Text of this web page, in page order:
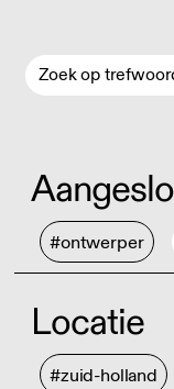
#ontwerper
Locatie
#zuid-holland